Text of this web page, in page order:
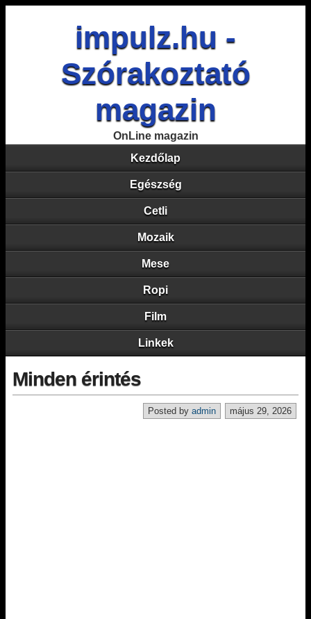
impulz.hu -
Szórakoztató
magazin
OnLine magazin
Kezdőlap
Egészség
Cetli
Mozaik
Mese
Ropi
Film
Linkek
Minden érintés
május 29, 2026
Posted by admin